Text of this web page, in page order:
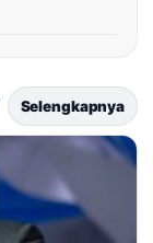
Selengkapnya